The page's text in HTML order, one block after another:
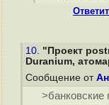
10. "Проект
Duranium,
Сообщение от
>банковские